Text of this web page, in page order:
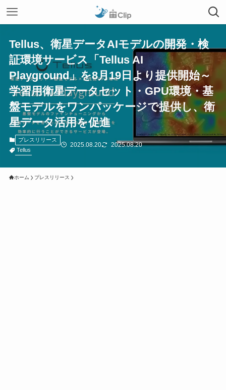
Tellus、衛星データAIモデルの開発・検
証環境サービス「Tellus AI
Playground」を8月19日より提供開始～
学習用衛星データセット・GPU環境・基
盤モデルをワンパッケージで提供し、衛
星データ活用を促進
プレスリリース
Tellus
2025.08.20 2025.08.20
ホーム プレスリリース